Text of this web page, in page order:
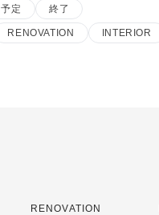
予定 終了
RENOVATION INTERIOR
RENOVATION